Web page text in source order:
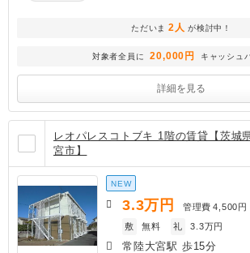
ただいま 2人 が検討中！
対象者全員に 20,000円 キャッシュ
詳細を見る
レオパレスコトブキ 1階の賃貸【茨城
宮市】
NEW
3.3万円 管理費 4,500円
敷
無料 礼 3.3万円
常陸大宮駅 歩15分